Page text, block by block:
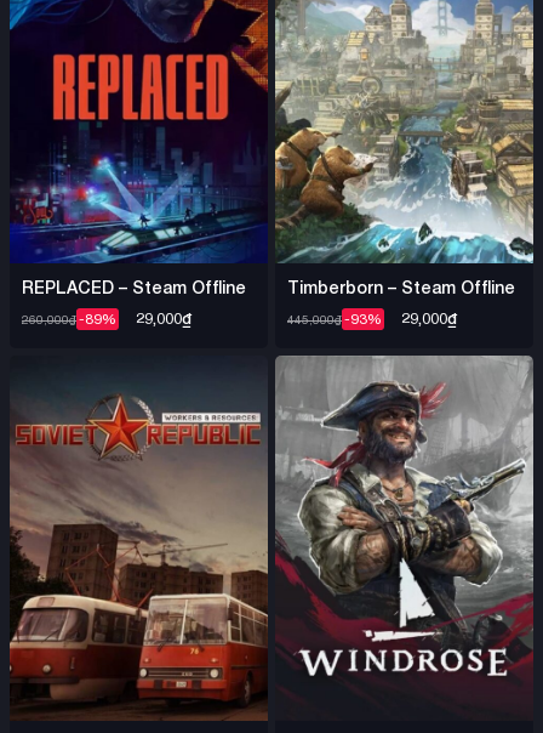
REPLACED – Steam Offline
260,000₫-89% 29,000₫
Timberborn – Steam Offline
445,000₫-93% 29,000₫